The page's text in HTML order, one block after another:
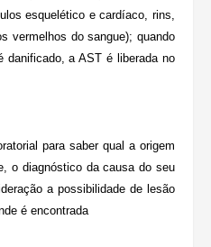
esquelético e cardíaco, rins,
vermelhos do sangue); quando
danificado, a AST é liberada no
para saber qual a origem
o diagnóstico da causa do seu
a possibilidade de lesão
é encontrada